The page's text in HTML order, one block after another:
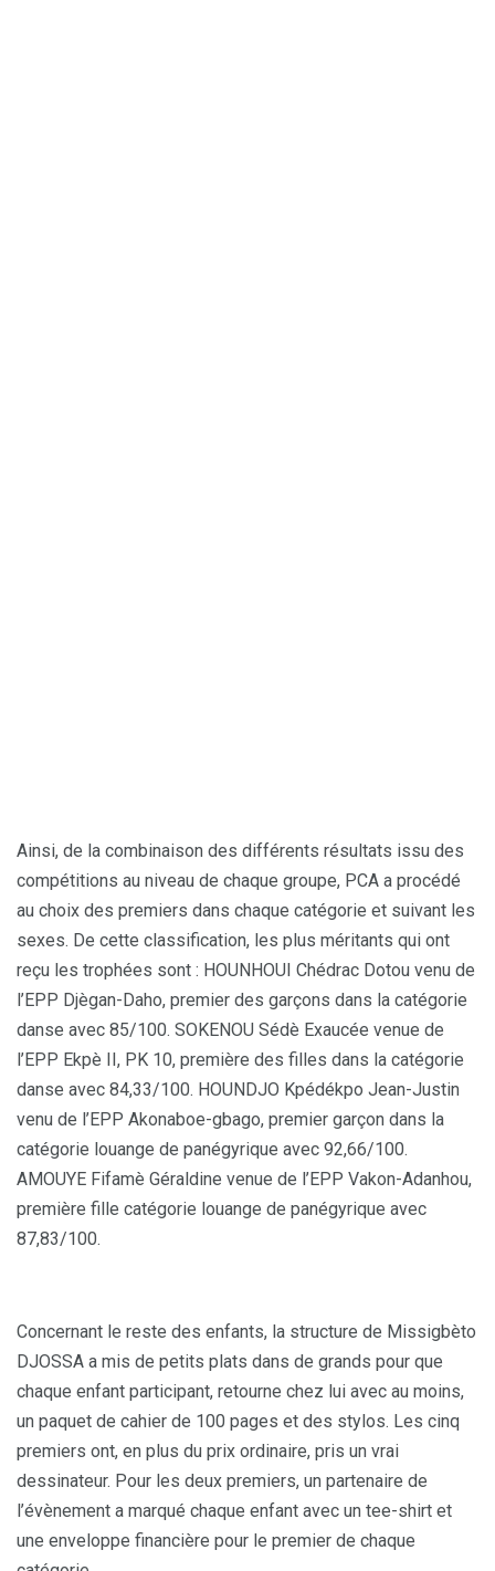
Ainsi, de la combinaison des différents résultats issu des
compétitions au niveau de chaque groupe, PCA a procédé
au choix des premiers dans chaque catégorie et suivant les
sexes. De cette classification, les plus méritants qui ont
reçu les trophées sont : HOUNHOUI Chédrac Dotou venu de
l’EPP Djègan-Daho, premier des garçons dans la catégorie
danse avec 85/100. SOKENOU Sédè Exaucée venue de
l’EPP Ekpè II, PK 10, première des filles dans la catégorie
danse avec 84,33/100. HOUNDJO Kpédékpo Jean-Justin
venu de l’EPP Akonaboe-gbago, premier garçon dans la
catégorie louange de panégyrique avec 92,66/100.
AMOUYE Fifamè Géraldine venue de l’EPP Vakon-Adanhou,
première fille catégorie louange de panégyrique avec
87,83/100.
Concernant le reste des enfants, la structure de Missigbèto
DJOSSA a mis de petits plats dans de grands pour que
chaque enfant participant, retourne chez lui avec au moins,
un paquet de cahier de 100 pages et des stylos. Les cinq
premiers ont, en plus du prix ordinaire, pris un vrai
dessinateur. Pour les deux premiers, un partenaire de
l’évènement a marqué chaque enfant avec un tee-shirt et
une enveloppe financière pour le premier de chaque